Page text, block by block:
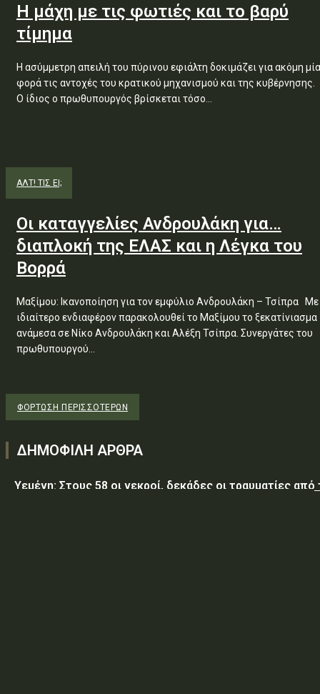
Η μάχη με τις φωτιές και το βαρύ
τίμημα
Η ασύμμετρη απειλή του πύρινου εφιάλτη δοκιμάζει για ακόμη μία
φορά τις αντοχές του κρατικού μηχανισμού και της κυβέρνησης.
Ο ίδιος ο πρωθυπουργός βρίσκεται τόσο...
ΑΛΤ! ΤΙΣ ΕΙ;
Οι καταγγελίες Ανδρουλάκη για…
διαπλοκή της ΕΛΑΣ και η Λέγκα του
Βορρά
Μαξίμου: Ικανοποίηση για τον εμφύλιο Ανδρουλάκη – Τσίπρα Με
ιδιαίτερο ενδιαφέρον παρακολουθεί το Μαξίμου το ξεκατίνιασμα
ανάμεσα σε Νίκο Ανδρουλάκη και Αλέξη Τσίπρα. Συνεργάτες του
πρωθυπουργού...
ΦΌΡΤΩΣΗ ΠΕΡΙΣΣΟΤΈΡΩΝ
ΔΗΜΟΦΙΛΗ ΑΡΘΡΑ
Υεμένη: Στους 58 οι νεκροί, δεκάδες οι τραυματίες από